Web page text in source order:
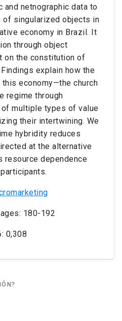
netnographic data to
of singularized objects in
economy in Brazil. It
through object
on the constitution of
explain how the
economy—the church
regime through
multiple types of value
their intertwining. We
hybridity reduces
at the alternative
resource dependence
180-192
0,308